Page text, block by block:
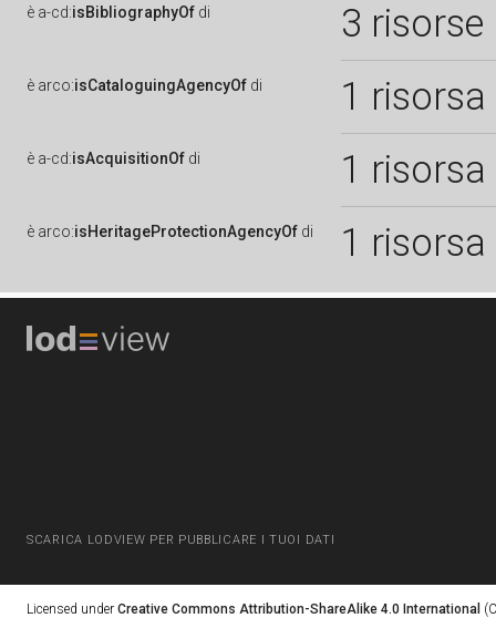
è a-cd:isBibliographyOf di 3 risorse
è arco:isCataloguingAgencyOf di 1 risorsa
è a-cd:isAcquisitionOf di 1 risorsa
è arco:isHeritageProtectionAgencyOf di 1 risorsa
SCARICA LODVIEW PER PUBBLICARE I TUOI DATI
Licensed under Creative Commons Attribution-ShareAlike 4.0 International